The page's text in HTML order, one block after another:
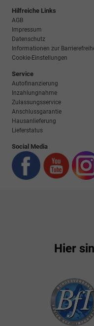
Hilfreiche Links
AGB
Impressum
Datenschutz
Informationen zur
Cookie-Einstellungen
Service
Autofinanzierung
Inzahlungnahme
Zulassungsservice
Anschlussgarantie
Hausanlieferung
Lieferstatus
Social Media
Hier